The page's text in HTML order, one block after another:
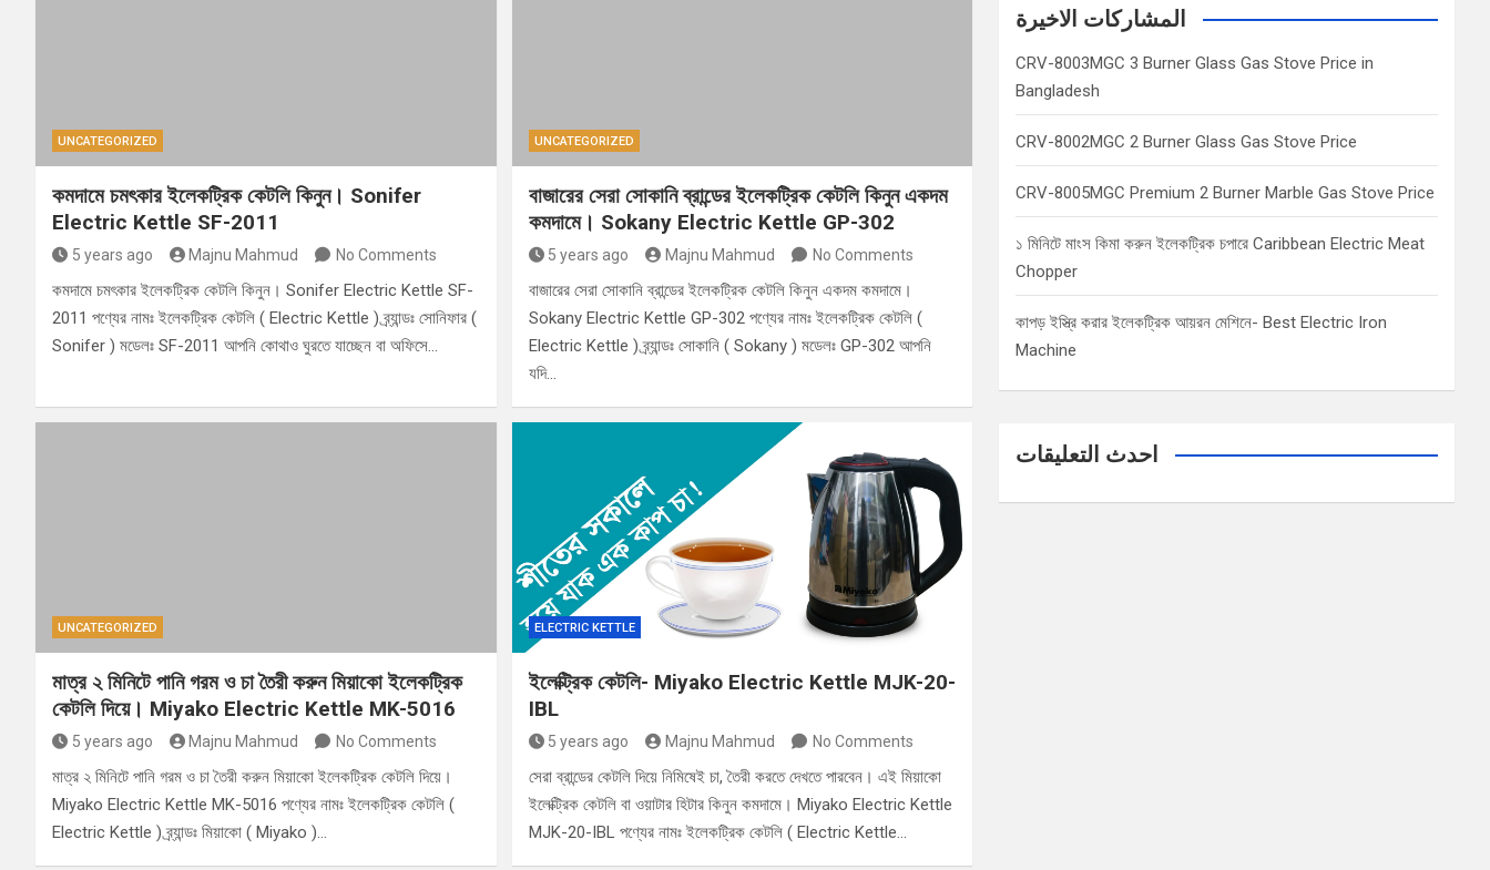
UNCATEGORIZED
কমদামে চমৎকার ইলেকট্রিক কেটলি কিনুন। Sonifer
Electric Kettle SF-2011
5 years ago Majnu Mahmud No Comments
কমদামে চমৎকার ইলেকট্রিক কেটলি কিনুন। ‍Sonifer Electric Kettle SF-
2011 পণ্যের নামঃ ইলেকট্রিক কেটলি ( Electric Kettle ) ব্র্যান্ডঃ সোনিফার (
Sonifer ) মডেলঃ SF-2011 আপনি কোথাও ঘুরতে যাচ্ছেন বা অফিসে…
UNCATEGORIZED
বাজারের সেরা সোকানি ব্রান্ডের ইলেকট্রিক কেটলি কিনুন একদম
কমদামে। Sokany Electric Kettle GP-302
5 years ago Majnu Mahmud No Comments
বাজারের সেরা সোকানি ব্রান্ডের ইলেকট্রিক কেটলি কিনুন একদম কমদামে।
Sokany Electric Kettle GP-302 পণ্যের নামঃ ইলেকট্রিক কেটলি (
Electric Kettle ) ব্র্যান্ডঃ সোকানি ( Sokany ) মডেলঃ GP-302 আপনি
যদি…
UNCATEGORIZED
মাত্র ২ মিনিটে পানি গরম ও চা তৈরী করুন মিয়াকো ইলেকট্রিক
কেটলি দিয়ে। Miyako Electric Kettle MK-5016
5 years ago Majnu Mahmud No Comments
মাত্র ২ মিনিটে পানি গরম ও চা তৈরী করুন মিয়াকো ইলেকট্রিক কেটলি দিয়ে।
Miyako Electric Kettle MK-5016 পণ্যের নামঃ ইলেকট্রিক কেটলি (
Electric Kettle ) ব্র্যান্ডঃ মিয়াকো ( Miyako )…
ELECTRIC KETTLE
ইলেক্ট্রিক কেটলি- Miyako Electric Kettle MJK-20-
IBL
5 years ago Majnu Mahmud No Comments
সেরা ব্রান্ডের কেটলি দিয়ে নিমিষেই চা, তৈরী করতে দেখতে পারবেন। এই মিয়াকো
ইলেক্ট্রিক কেটলি বা ওয়াটার হিটার কিনুন কমদামে। Miyako Electric Kettle
MJK-20-IBL পণ্যের নামঃ ইলেকট্রিক কেটলি ( Electric Kettle…
c
المشاركات الاخيرة
CRV-8003MGC 3 Burner Glass Gas Stove Price in
Bangladesh
CRV-8002MGC 2 Burner Glass Gas Stove Price
CRV-8005MGC Premium 2 Burner Marble Gas Stove Price
১ মিনিটে মাংস কিমা করুন ইলেকট্রিক চপারে Caribbean Electric Meat
Chopper
কাপড় ইস্ত্রি করার ইলেকট্রিক আয়রন মেশিনে- Best Electric Iron
Machine
احدث التعليقات